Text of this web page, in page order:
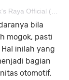
Raya Official (@calsicngapaksraya_official) pada
bila
mogok, pasti
inilah yang
bagian
otomotif.